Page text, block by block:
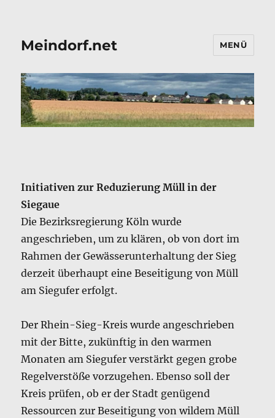
Meindorf.net MENÜ
Initiativen zur Reduzierung Müll in der
Siegaue
Die Bezirksregierung Köln wurde
angeschrieben, um zu klären, ob von dort im
Rahmen der Gewässerunterhaltung der Sieg
derzeit überhaupt eine Beseitigung von Müll
am Siegufer erfolgt.
Der Rhein-Sieg-Kreis wurde angeschrieben
mit der Bitte, zukünftig in den warmen
Monaten am Siegufer verstärkt gegen grobe
Regelverstöße vorzugehen. Ebenso soll der
Kreis prüfen, ob er der Stadt genügend
Ressourcen zur Beseitigung von wildem Müll